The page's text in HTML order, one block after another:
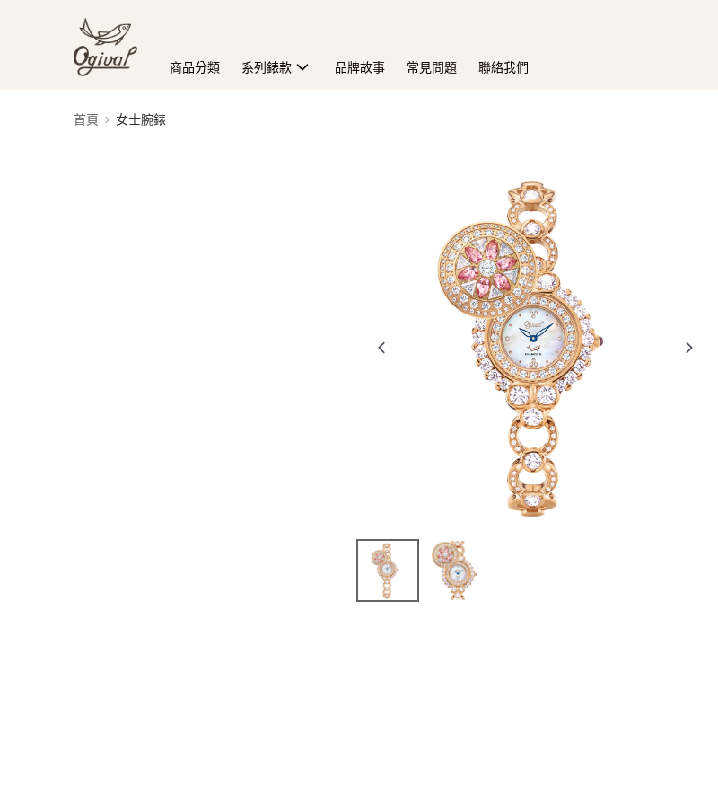
商品分類 系列錶款 品牌故事 常見問題 聯絡我們
首頁 女士腕錶